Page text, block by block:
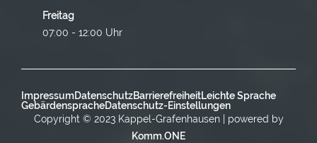
Freitag
07:00 - 12:00 Uhr
ImpressumDatenschutzBarrierefreiheitLeichte Sprache
GebärdenspracheDatenschutz-Einstellungen
Copyright © 2023 Kappel-Grafenhausen | powered by
Komm.ONE